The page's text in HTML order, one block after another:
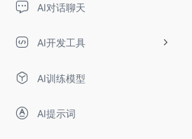
AI对话聊天
AI开发工具
AI训练模型
AI提示词